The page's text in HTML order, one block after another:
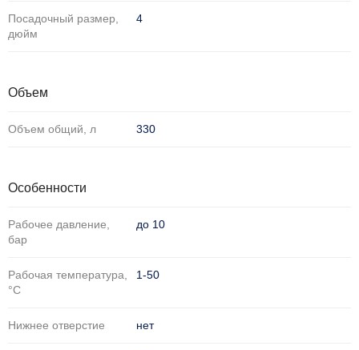
Посадочный размер,
дюйм
4
Объем
Объем общий, л 330
Особенности
Рабочее давление,
бар
до 10
Рабочая температура,
°С
1-50
Нижнее отверстие нет